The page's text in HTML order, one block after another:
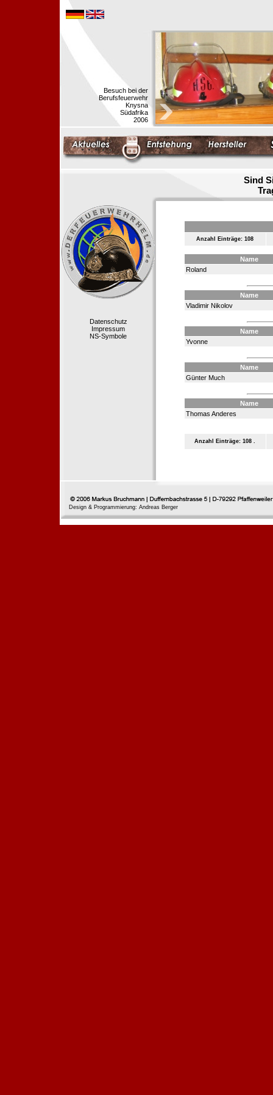
Besuch bei der
Berufsfeuerwehr
Knysna
Südafrika
2006
Sind
Datenschutz
Impressum
NS-Symbole
Anzahl Einträge: 108
Name
Roland
Name
Vladimir Nikolov
Name
Yvonne
Name
Günter Much
Name
Thomas Anderes
Anzahl Einträge: 108 .
Design & Programmierung: Andreas Berger